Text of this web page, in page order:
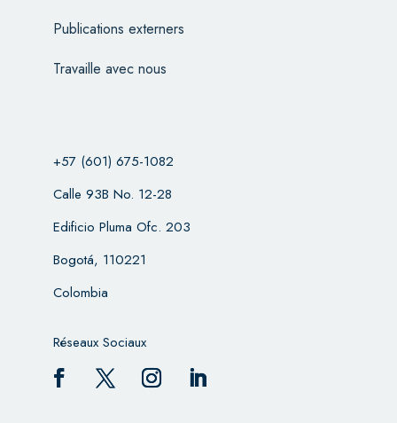
Publications externers
Travaille avec nous
+57 (601) 675-1082
Calle 93B No. 12-28
Edificio Pluma Ofc. 203
Bogotá, 110221
Colombia
Réseaux Sociaux